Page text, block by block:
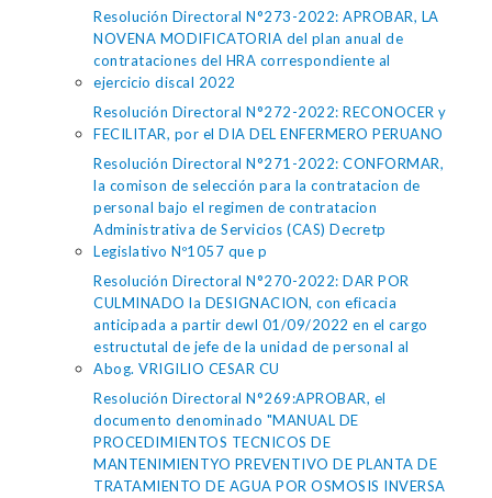
Resolución Directoral N°273-2022: APROBAR, LA
NOVENA MODIFICATORIA del plan anual de
contrataciones del HRA correspondiente al
ejercicio discal 2022
Resolución Directoral N°272-2022: RECONOCER y
FECILITAR, por el DIA DEL ENFERMERO PERUANO
Resolución Directoral N°271-2022: CONFORMAR,
la comison de selección para la contratacion de
personal bajo el regimen de contratacion
Administrativa de Servicios (CAS) Decretp
Legislativo Nº1057 que p
Resolución Directoral N°270-2022: DAR POR
CULMINADO la DESIGNACION, con eficacia
anticipada a partir dewl 01/09/2022 en el cargo
estructutal de jefe de la unidad de personal al
Abog. VRIGILIO CESAR CU
Resolución Directoral N°269:APROBAR, el
documento denominado "MANUAL DE
PROCEDIMIENTOS TECNICOS DE
MANTENIMIENTYO PREVENTIVO DE PLANTA DE
TRATAMIENTO DE AGUA POR OSMOSIS INVERSA